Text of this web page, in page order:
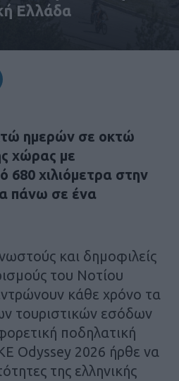
Ελλάδα
ημερών σε οκτώ
χώρας με
680 χιλιόμετρα στην
πάνω σε ένα
και δημοφιλείς
του Νοτίου
κάθε χρόνο τα
τουριστικών εσόδων
ποδηλατική
Odyssey 2026 ήρθε να
της ελληνικής